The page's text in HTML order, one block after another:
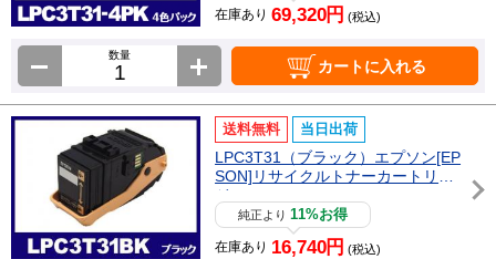
在庫あり 69,320円 (税込)
数量
カートに入れる
送料無料 当日出荷
LPC3T31（ブラック）エプソン[EP
SON]リサイクルトナーカートリッ
ジ
純正より11%お得
在庫あり 16,740円 (税込)